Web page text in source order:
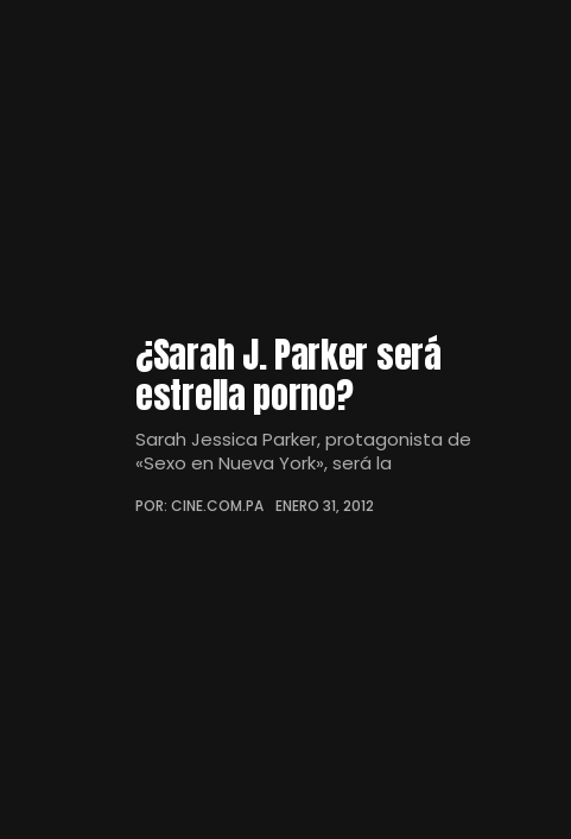
¿Sarah J. Parker será
estrella porno?
Sarah Jessica Parker, protagonista de
«Sexo en Nueva York», será la
POR: CINE.COM.PA ENERO 31, 2012